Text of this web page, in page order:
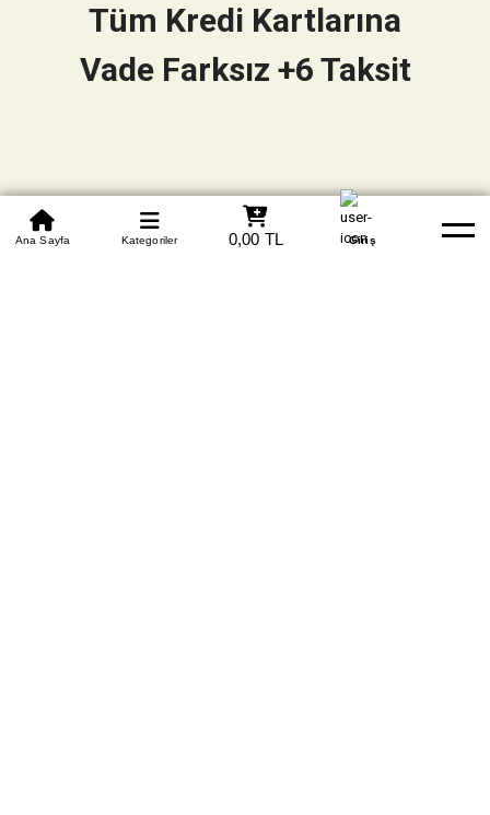
0850 305 09 70
Beden Tablosu Banka Hesapları Whatsapp Yardım
Ana Sayfa Kategoriler 0,00 TL Giriş
Tüm Kredi Kartlarına
Vade Farksız +6 Taksit